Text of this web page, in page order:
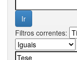
Filtros correntes: